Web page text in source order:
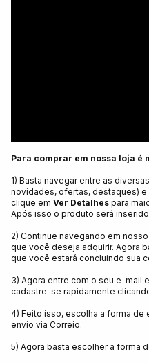
Para comprar em nossa loja é
1) Basta navegar entre as
novidades, ofertas, destaques)
clique em Ver Detalhes para
Após isso o produto será
2) Continue navegando em
que você deseja adquirir. Agora
que você estará concluindo sua
3) Agora entre com o seu e-mail
cadastre-se rapidamente
4) Feito isso, escolha a forma de
envio via Correio.
5) Agora basta escolher a forma